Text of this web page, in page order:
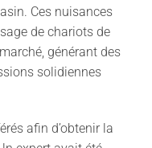
Ces nuisances
de chariots de
générant des
solidiennes
afin d’obtenir la